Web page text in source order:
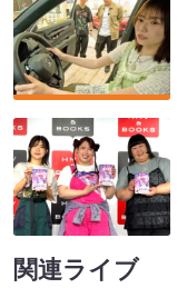
関連ライブ